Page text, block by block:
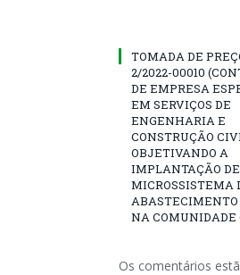
TOMADA DE
2/2022-00010
DE EMPRESA
EM SERVIÇOS DE
ENGENHARIA E
CONSTRUÇÃO
OBJETIVANDO A
IMPLANTAÇÃO DE
MICROSSISTEMA
ABASTECIMENTO
NA COMUNIDADE
Os comentários